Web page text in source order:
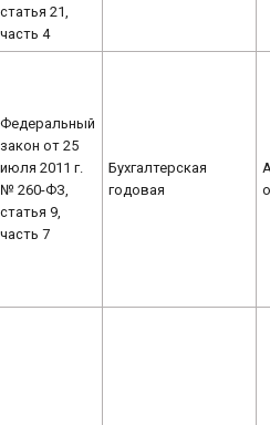
статья 21,
часть 4
Федеральный
закон от 25
июля 2011 г.
№ 260-ФЗ,
статья 9,
часть 7
Бухгалтерская
годовая